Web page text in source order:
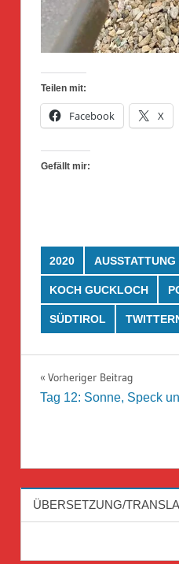
Teilen mit:
Facebook X
Gefällt mir:
2020 AUSSTATTUNG
KOCH GUCKLOCH
SÜDTIROL
Vorheriger Beitrag
Tag 12: Sonne, Speck
ÜBERSETZUNG/